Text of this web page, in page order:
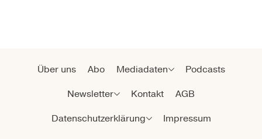
Über uns Abo Mediadaten
Podcasts
Newsletter
Kontakt
AGB
Datenschutzerklärung
Impressum